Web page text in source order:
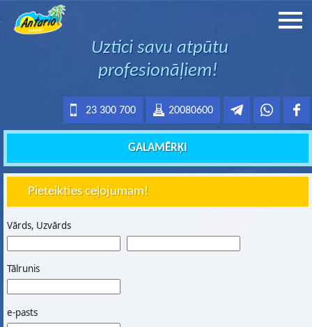
Uztici savu atpūtu
profesionāļiem!
20080600
23 300 700
GALAMĒRĶI
Pieteikties ceļojumam!
Vārds, Uzvārds
Tālrunis
e-pasts